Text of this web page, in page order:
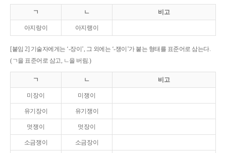
ㄱ ㄴ 비고
아지랑이 아지랭이
[붙임 2] 기술자에게는 ‘-장이’, 그 외에는 ‘-쟁이’가 붙는 형태를 표준어로 삼는다.
(ㄱ을 표준어로 삼고, ㄴ을 버림.)
ㄱ ㄴ 비고
미장이 미쟁이
유기장이 유기쟁이
멋쟁이 멋장이
소금쟁이 소금장이